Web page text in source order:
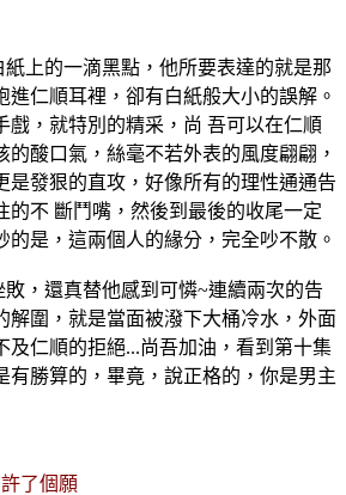
上的一滴黑點，他所要表達的就是那
進仁順耳裡，卻有白紙般大小的誤解。
戲，就特別的精采，尚 吾可以在仁順
的酸口氣，絲毫不若外表的風度翩翩，
是發狠的直攻，好像所有的理性通通告
的不 斷鬥嘴，然後到最後的收尾一定
的是，這兩個人的緣分，完全吵不散。
，還真替他感到可憐~連續兩次的告
解圍，就是當面被潑下大桶冷水，外面
及仁順的拒絕...尚吾加油，看到第十集
有勝算的，畢竟，說正格的，你是男主
個願